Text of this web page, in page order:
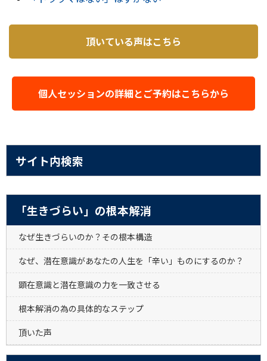
頂いている声はこちら
個人セッションの詳細とご予約はこちらから
サイト内検索
「生きづらい」の根本解消
なぜ生きづらいのか？その根本構造
なぜ、潜在意識があなたの人生を「辛い」ものにするのか？
顕在意識と潜在意識の力を一致させる
根本解消の為の具体的なステップ
頂いた声